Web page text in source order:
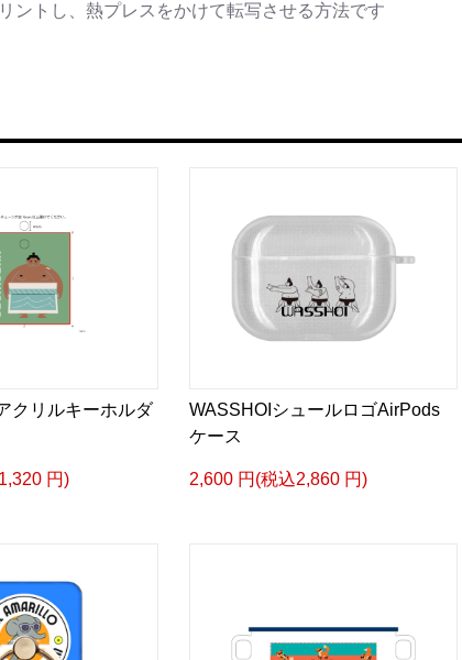
ントし、熱プレスをかけて転写させる方法です
クリルキーホルダ
円)
WASSHOIシュールロゴAirPods
ケース
2,600 円(税込2,860 円)